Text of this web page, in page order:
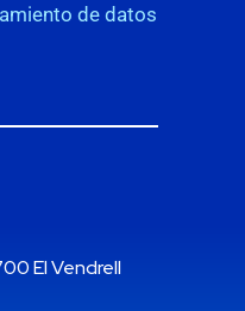
de datos
El Vendrell